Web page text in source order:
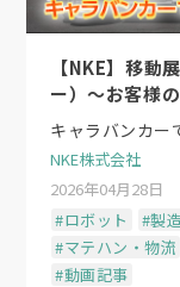
【NKE】移動
ー）〜お客様
キャラバンカー
NKE株式会社
2026年04月28日
#ロボット
#製
#マテハン・物流
#動画記事